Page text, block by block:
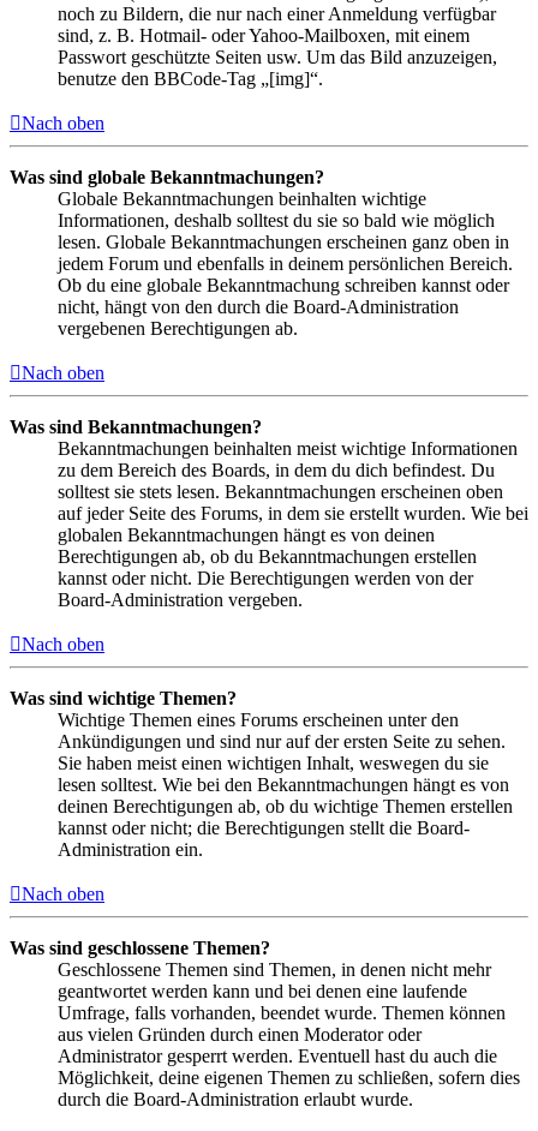
noch zu Bildern, die nur nach einer Anmeldung verfügbar
sind, z. B. Hotmail- oder Yahoo-Mailboxen, mit einem
Passwort geschützte Seiten usw. Um das Bild anzuzeigen,
benutze den BBCode-Tag „[img]“.
Nach oben
Was sind globale Bekanntmachungen?
Globale Bekanntmachungen beinhalten wichtige
Informationen, deshalb solltest du sie so bald wie möglich
lesen. Globale Bekanntmachungen erscheinen ganz oben in
jedem Forum und ebenfalls in deinem persönlichen Bereich.
Ob du eine globale Bekanntmachung schreiben kannst oder
nicht, hängt von den durch die Board-Administration
vergebenen Berechtigungen ab.
Nach oben
Was sind Bekanntmachungen?
Bekanntmachungen beinhalten meist wichtige Informationen
zu dem Bereich des Boards, in dem du dich befindest. Du
solltest sie stets lesen. Bekanntmachungen erscheinen oben
auf jeder Seite des Forums, in dem sie erstellt wurden. Wie bei
globalen Bekanntmachungen hängt es von deinen
Berechtigungen ab, ob du Bekanntmachungen erstellen
kannst oder nicht. Die Berechtigungen werden von der
Board-Administration vergeben.
Nach oben
Was sind wichtige Themen?
Wichtige Themen eines Forums erscheinen unter den
Ankündigungen und sind nur auf der ersten Seite zu sehen.
Sie haben meist einen wichtigen Inhalt, weswegen du sie
lesen solltest. Wie bei den Bekanntmachungen hängt es von
deinen Berechtigungen ab, ob du wichtige Themen erstellen
kannst oder nicht; die Berechtigungen stellt die Board-
Administration ein.
Nach oben
Was sind geschlossene Themen?
Geschlossene Themen sind Themen, in denen nicht mehr
geantwortet werden kann und bei denen eine laufende
Umfrage, falls vorhanden, beendet wurde. Themen können
aus vielen Gründen durch einen Moderator oder
Administrator gesperrt werden. Eventuell hast du auch die
Möglichkeit, deine eigenen Themen zu schließen, sofern dies
durch die Board-Administration erlaubt wurde.